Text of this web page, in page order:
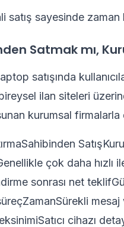
satış sayesinde zaman
Satmak mı,
satışında
ilan siteleri
kurumsal firmalarla
çok daha hızlı
sonrası net
cihazı